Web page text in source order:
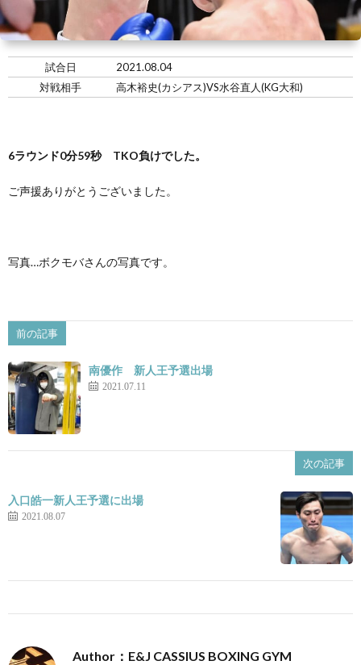
結
果
報
ー
ナ
会・
練
ジ
試合日
2021.08.04
対戦相手
高木裕史(カシアス)VS水谷直人(KG大和)
6ラウンド0分59秒 TKO負けでした。
ご声援ありがとうございました。
写真…ボクモバさんの写真です。
前の記事
南優作 新人王予選出場
2021.07.11
次の記事
入口皓一新人王予選に出場
2021.08.07
Author：E&J CASSIUS BOXING GYM